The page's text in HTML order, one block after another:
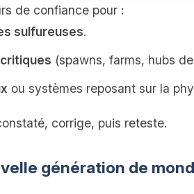
de confiance pour :
sulfureuses.
(spawns, farms, hubs
ou systèmes reposant sur la
corrige, puis reteste.
génération de